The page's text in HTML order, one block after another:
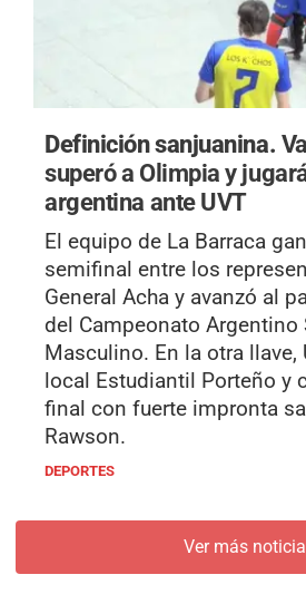
Definición sanjuanina.
superó a Olimpia y
argentina ante UVT
El equipo de La Barraca
semifinal entre los
General Acha y avanzó al
del Campeonato Argentino
Masculino. En la otra llave,
local Estudiantil Porteño y
final con fuerte impronta
Rawson.
DEPORTES
Ver más